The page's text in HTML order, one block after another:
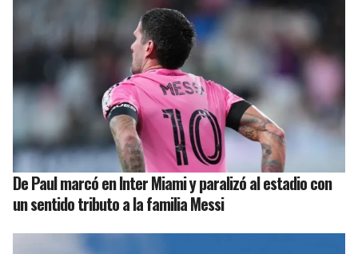
De Paul marcó en Inter Miami y paralizó al estadio con
un sentido tributo a la familia Messi